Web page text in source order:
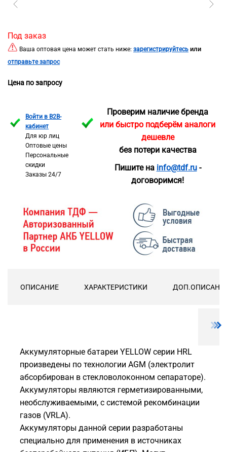
Под заказ
Ваша оптовая цена может стать ниже: зарегистрируйтесь или
отправьте запрос
Цена по запросу
Войти в B2B-
кабинет
Для юр лиц
Оптовые цены
Персональные
скидки
Заказы 24/7
Проверим наличие бренда
или быстро подберём аналоги
дешевле
без потери качества
Пишите на info@tdf.ru-
договоримся!
ОПИСАНИЕ ХАРАКТЕРИСТИКИ
Аккумуляторные батареи YELLOW серии HRL
произведены по технологии AGM (электролит
абсорбирован в стекловолоконном сепараторе).
Аккумуляторы являются герметизированными,
необслуживаемыми, с системой рекомбинации
газов (VRLA).
Аккумуляторы данной серии разработаны
специально для применения в источниках